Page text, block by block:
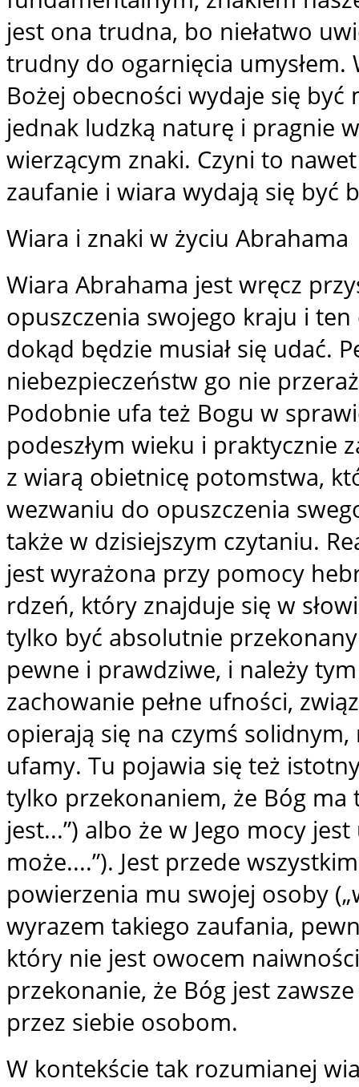
jest ona trudna, bo niełatwo
trudny do ogarnięcia
Bożej obecności wydaje się
jednak ludzką naturę i pragnie
wierzącym znaki. Czyni to
zaufanie i wiara wydają się być
Wiara i znaki w życiu Abrahama
Wiara Abrahama jest wręcz
opuszczenia swojego kraju i
dokąd będzie musiał się udać.
niebezpieczeństw go nie
Podobnie ufa też Bogu w
podeszłym wieku i praktycznie
z wiarą obietnicę potomstwa,
wezwaniu do opuszczenia
także w dzisiejszym czytaniu.
jest wyrażona przy pomocy
rdzeń, który znajduje się w
tylko być absolutnie
pewne i prawdziwe, i należy
zachowanie pełne ufności,
opierają się na czymś
ufamy. Tu pojawia się też
tylko przekonaniem, że Bóg ma
jest...”) albo że w Jego mocy
może....”). Jest przede
powierzenia mu swojej osoby
wyrazem takiego zaufania,
który nie jest owocem
przekonanie, że Bóg jest
przez siebie osobom.
W kontekście tak rozumianej